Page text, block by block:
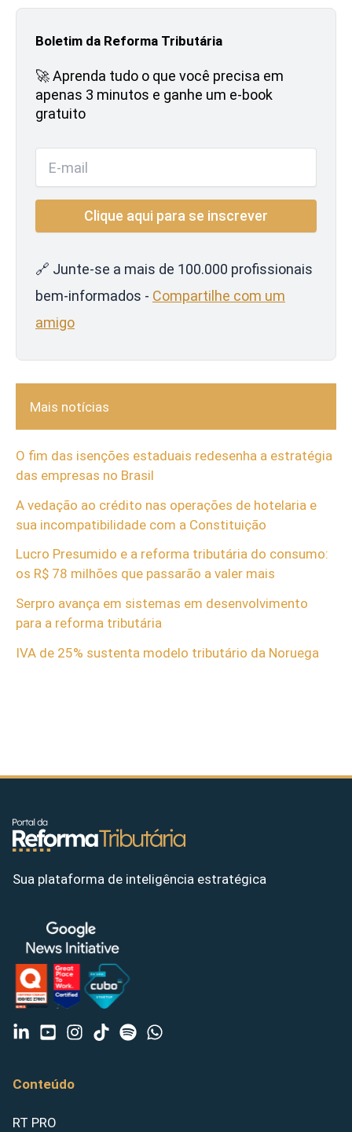
Boletim da Reforma Tributária
🚀 Aprenda tudo o que você precisa em
apenas 3 minutos e ganhe um e-book
gratuito
🔗 Junte-se a mais de 100.000 profissionais
bem-informados - Compartilhe com um
amigo
Mais notícias
O fim das isenções estaduais redesenha a estratégia
das empresas no Brasil
A vedação ao crédito nas operações de hotelaria e
sua incompatibilidade com a Constituição
Lucro Presumido e a reforma tributária do consumo:
os R$ 78 milhões que passarão a valer mais
Serpro avança em sistemas em desenvolvimento
para a reforma tributária
IVA de 25% sustenta modelo tributário da Noruega
Sua plataforma de inteligência estratégica
Conteúdo
RT PRO